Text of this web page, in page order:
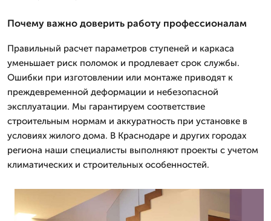
Почему важно доверить работу профессионалам
Правильный расчет параметров ступеней и каркаса
уменьшает риск поломок и продлевает срок службы.
Ошибки при изготовлении или монтаже приводят к
преждевременной деформации и небезопасной
эксплуатации. Мы гарантируем соответствие
строительным нормам и аккуратность при установке в
условиях жилого дома. В Краснодаре и других городах
региона наши специалисты выполняют проекты с учетом
климатических и строительных особенностей.